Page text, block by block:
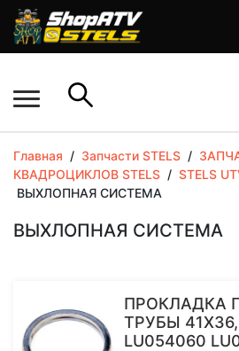
Главная / Запчасти STELS /
КВАДРОЦИКЛОВ STELS / STELS
ВЫХЛОПНАЯ СИСТЕМА
ВЫХЛОПНАЯ СИСТЕМА
ПРОКЛАДКА
ТРУБЫ
LU054060